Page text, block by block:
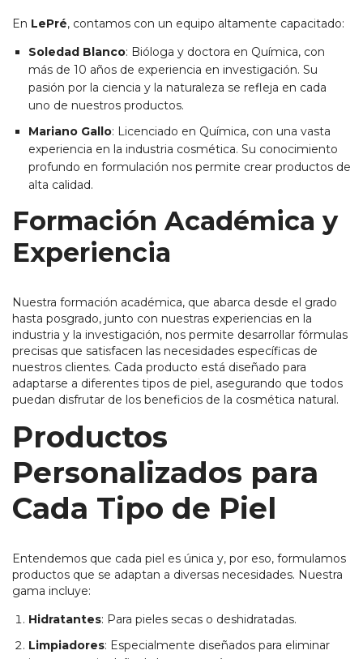
En LePré, contamos con un equipo altamente capacitado:
Soledad Blanco: Bióloga y doctora en Química, con
más de 10 años de experiencia en investigación. Su
pasión por la ciencia y la naturaleza se refleja en cada
uno de nuestros productos.
Mariano Gallo: Licenciado en Química, con una vasta
experiencia en la industria cosmética. Su conocimiento
profundo en formulación nos permite crear productos de
alta calidad.
Formación Académica y
Experiencia
Nuestra formación académica, que abarca desde el grado
hasta posgrado, junto con nuestras experiencias en la
industria y la investigación, nos permite desarrollar fórmulas
precisas que satisfacen las necesidades específicas de
nuestros clientes. Cada producto está diseñado para
adaptarse a diferentes tipos de piel, asegurando que todos
puedan disfrutar de los beneficios de la cosmética natural.
Productos
Personalizados para
Cada Tipo de Piel
Entendemos que cada piel es única y, por eso, formulamos
productos que se adaptan a diversas necesidades. Nuestra
gama incluye:
Hidratantes: Para pieles secas o deshidratadas.
Limpiadores: Especialmente diseñados para eliminar